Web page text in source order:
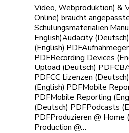
Video, Webproduktion) &
Online) braucht angepasste
English)Audacity
(English)
PDFRecording Devices
Upload (Deutsch)
PDFCC Lizenzen
(English) PDFMobile
PDFMobile Reporting
(Deutsch) PDFPodcasts
PDFProduzieren @ Home
Production @…